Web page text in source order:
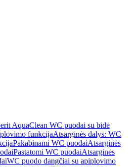
AquaClean WC puodai su bidė
funkcijaAtsarginės dalys: WC
Pakabinami WC puodaiAtsarginės
Pastatomi WC puodaiAtsarginės
WC puodo dangčiai su apiplovimo